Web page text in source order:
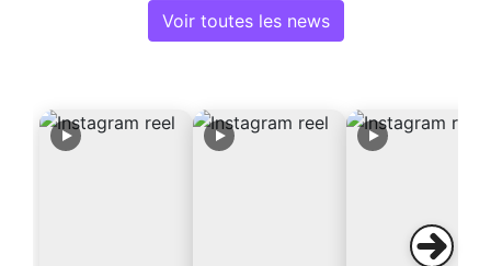
Voir toutes les news